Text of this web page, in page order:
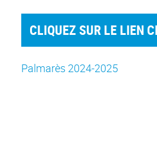
CLIQUEZ SUR LE LIEN
Palmarès 2024-2025